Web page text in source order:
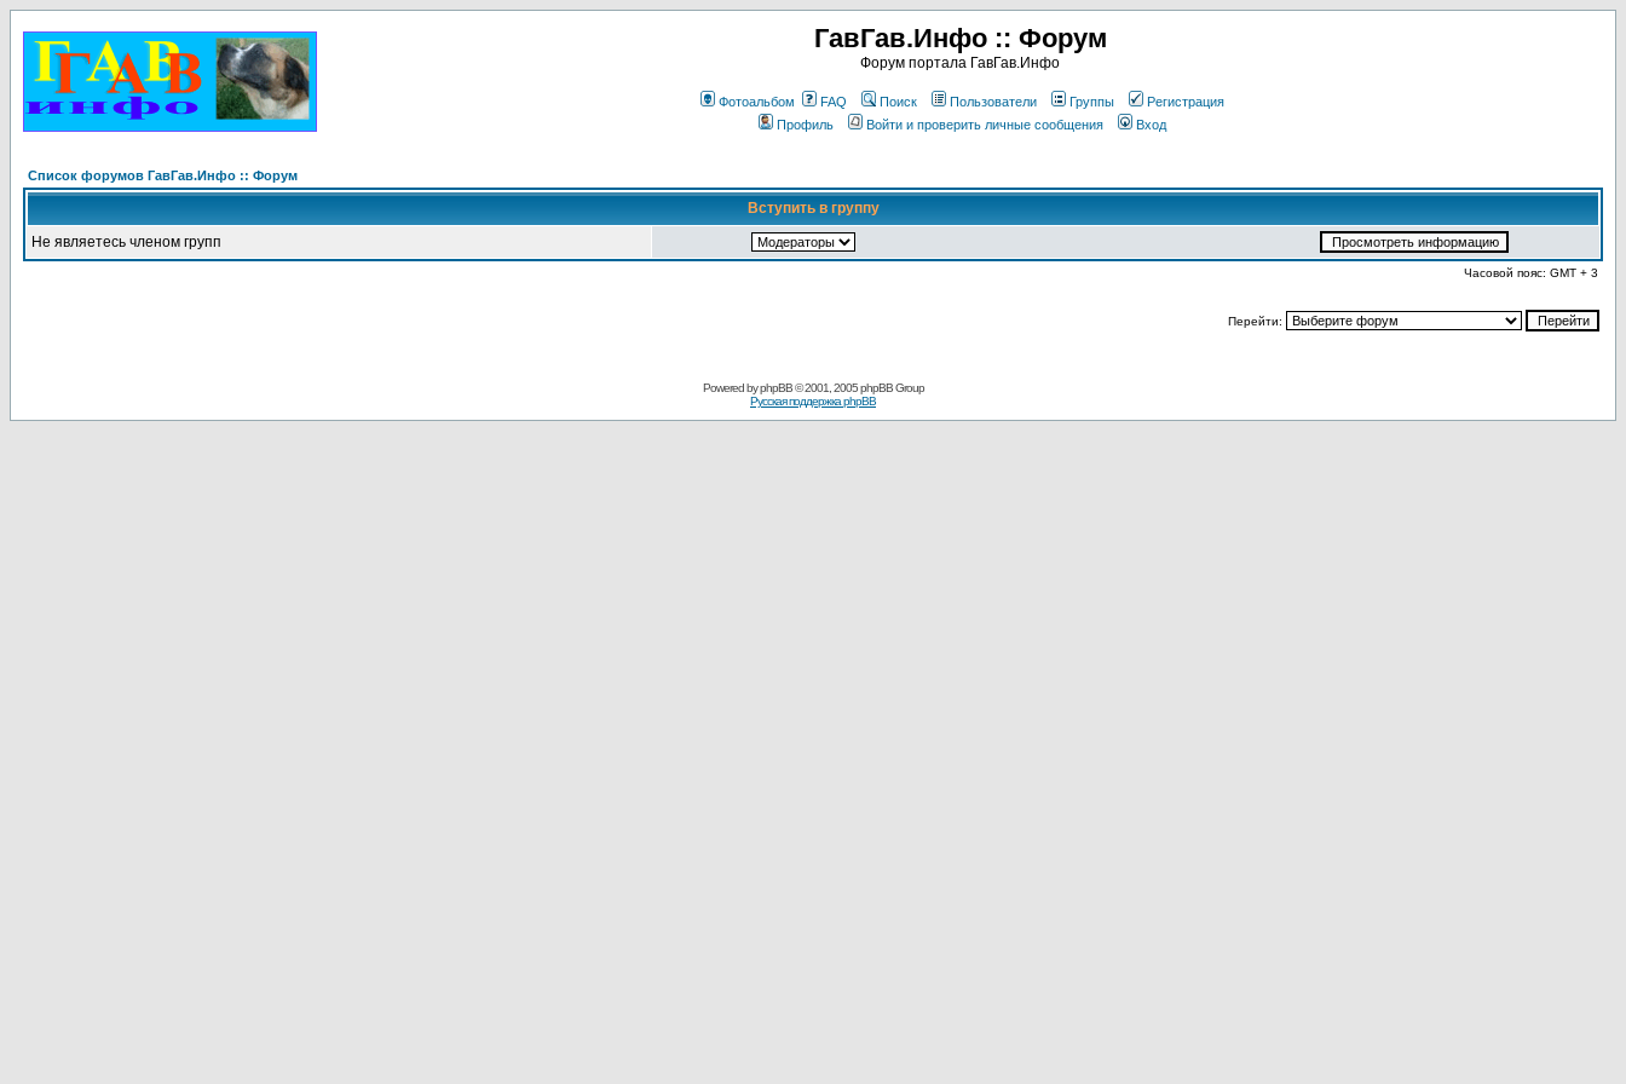
ГавГав.Инфо :: Форум
Форум портала ГавГав.Инфо
Фотоальбом FAQ Поиск Пользователи Группы
Регистрация
Профиль
Войти и проверить личные сообщения Вход
Список форумов ГавГав.Инфо :: Форум
Вступить в группу
Не являетесь членом групп
Часовой пояс: GMT + 3
Перейти:
Powered byphpBB© 2001, 2005 phpBB Group
Русская поддержка phpBB